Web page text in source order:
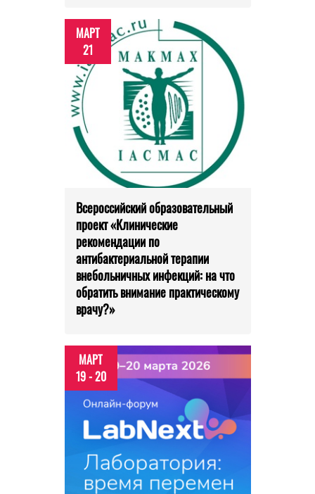
МАРТ
21
Всероссийский образовательный
проект «Клинические
рекомендации по
антибактериальной терапии
внебольничных инфекций: на что
обратить внимание практическому
врачу?»
МАРТ
19 - 20